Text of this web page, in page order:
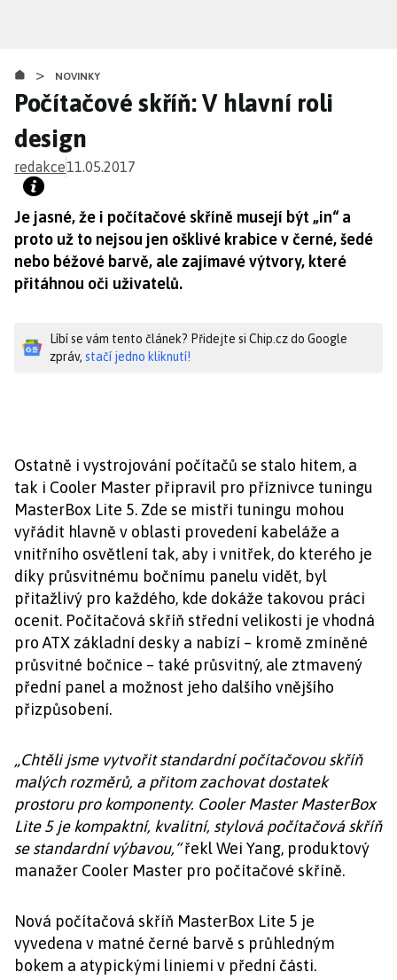
obsahu
> NOVINKY
Počítačové skříň: V hlavní roli
design
redakce11.05.2017
Je jasné, že i počítačové skříně musejí být „in“ a
proto už to nejsou jen ošklivé krabice v černé, šedé
nebo béžové barvě, ale zajímavé výtvory, které
přitáhnou oči uživatelů.
Líbí se vám tento článek? Přidejte si Chip.cz do Google
zpráv, stačí jedno kliknutí!
Ostatně i vystrojování počítačů se stalo hitem, a
tak i Cooler Master připravil pro příznivce tuningu
MasterBox Lite 5. Zde se mistři tuningu mohou
vyřádit hlavně v oblasti provedení kabeláže a
vnitřního osvětlení tak, aby i vnitřek, do kterého je
díky průsvitnému bočnímu panelu vidět, byl
přitažlivý pro každého, kde dokáže takovou práci
ocenit. Počítačová skříň střední velikosti je vhodná
pro ATX základní desky a nabízí – kromě zmíněné
průsvitné bočnice – také průsvitný, ale ztmavený
přední panel a možnost jeho dalšího vnějšího
přizpůsobení.
„Chtěli jsme vytvořit standardní počítačovou skříň
malých rozměrů, a přitom zachovat dostatek
prostoru pro komponenty. Cooler Master MasterBox
Lite 5 je kompaktní, kvalitní, stylová počítačová skříň
se standardní výbavou,“řekl Wei Yang, produktový
manažer Cooler Master pro počítačové skříně.
Nová počítačová skříň MasterBox Lite 5 je
vyvedena v matné černé barvě s průhledným
bokem a atypickými liniemi v přední části.